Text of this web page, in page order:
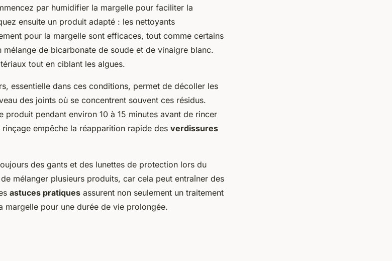
par humidifier la margelle pour faciliter la
ensuite un produit adapté : les nettoyants
pour la margelle sont efficaces, tout comme certains
mélange de bicarbonate de soude et de vinaigre blanc.
tout en ciblant les algues.
essentielle dans ces conditions, permet de décoller les
des joints où se concentrent souvent ces résidus.
produit pendant environ 10 à 15 minutes avant de rincer
rinçage empêche la réapparition rapide des verdissures
des gants et des lunettes de protection lors du
mélanger plusieurs produits, car cela peut entraîner des
astuces pratiques assurent non seulement un traitement
margelle pour une durée de vie prolongée.